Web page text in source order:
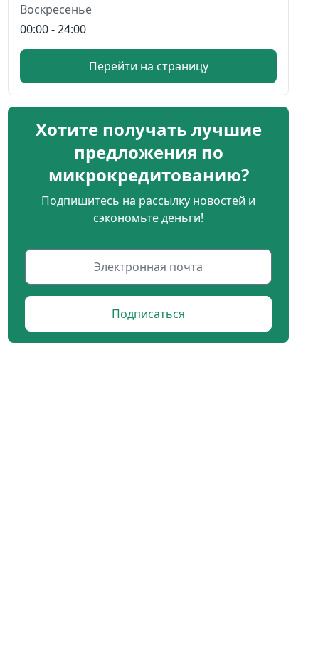
Воскресенье
00:00 - 24:00
Перейти на страницу
Хотите получать лучшие
предложения по
микрокредитованию?
Подпишитесь на рассылку новостей и
сэкономьте деньги!
Подписаться